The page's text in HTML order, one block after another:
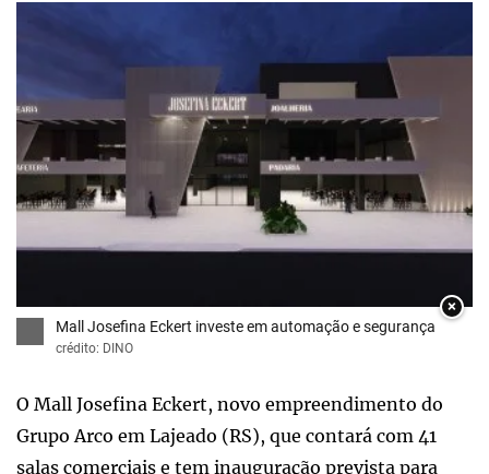
×
Mall Josefina Eckert investe em automação e segurança
crédito: DINO
O Mall Josefina Eckert, novo empreendimento do
Grupo Arco em Lajeado (RS), que contará com 41
salas comerciais e tem inauguração prevista para